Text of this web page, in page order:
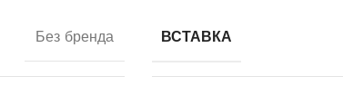
Без бренда ВСТАВКА